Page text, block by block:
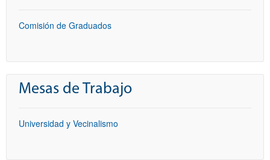
Comisión de Graduados
Mesas de Trabajo
Universidad y Vecinalismo